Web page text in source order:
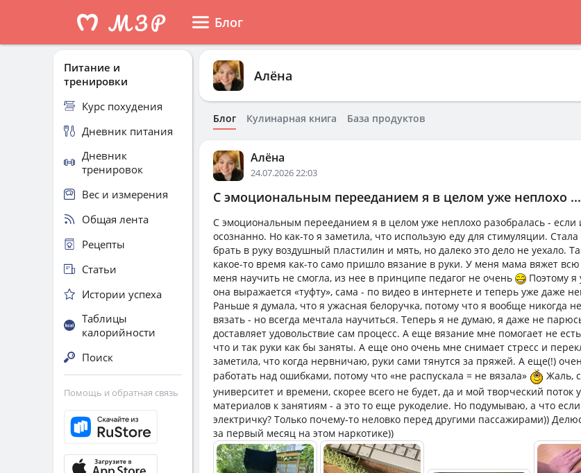
Блог
Алёна
Блог Кулинарная книга База продуктов
Алёна
24.07.2026 22:03
С эмоциональным перееданием я в целом уже неплохо ...
С эмоциональным перееданием я в целом уже неплохо разобралась - если
осознанно. Но как-то я заметила, что использую еду для стимуляции.
брать в руку воздушный пластилин и мять, но далеко это дело не уехало.
какое-то время как-то само пришло вязание в руки. У меня мама вяжет
меня научить не смогла, из нее в принципе педагог не очень
Поэтому я
она выражается «туфту», сама - по видео в интернете и теперь уже даже
Раньше я думала, что я ужасная белоручка, потому что я вообще никогда
вязать - но всегда мечтала научиться. Теперь я не думаю, я даже не
доставляет удовольствие сам процесс. А еще вязание мне помогает не
что и так руки как бы заняты. А еще оно очень мне снимает стресс и
заметила, что когда нервничаю, руки сами тянутся за пряжей. А еще(!)
работать над ошибками, потому что «не распускала = не вязала»
Жаль,
университет и времени, скорее всего не будет, да и мой творческий поток
материалов к занятиям - а это то еще рукоделие. Но подумываю, а что
электричку? Только почему-то неловко перед другими пассажирами))
за первый месяц на этом наркотике))
Питание и
тренировки
Курс похудения
Дневник питания
Дневник
тренировок
Вес и измерения
Общая лента
Рецепты
Статьи
Истории успеха
Таблицы
калорийности
Поиск
Помощь и обратная связь